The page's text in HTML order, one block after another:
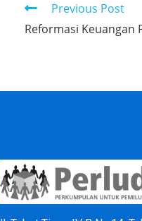
Previous Post
Reformasi Keuangan